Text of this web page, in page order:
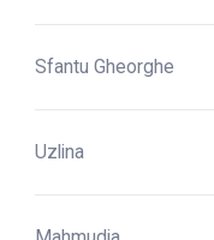
Sfantu Gheorghe
Uzlina